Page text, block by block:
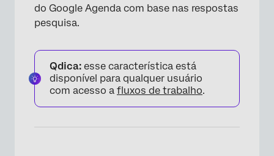
do Google Agenda com base nas respostas
pesquisa.
Qdica: esse característica está
disponível para qualquer usuário
com acesso a fluxos de trabalho.